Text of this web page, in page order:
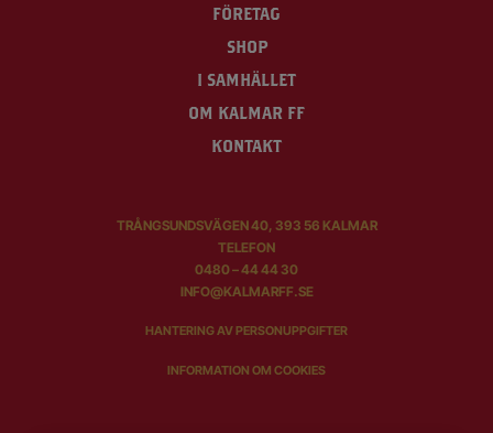
FÖRETAG
SHOP
I SAMHÄLLET
OM KALMAR FF
KONTAKT
TRÅNGSUNDSVÄGEN 40, 393 56 KALMAR
TELEFON
0480 – 44 44 30
INFO@KALMARFF.SE
HANTERING AV PERSONUPPGIFTER
INFORMATION OM COOKIES